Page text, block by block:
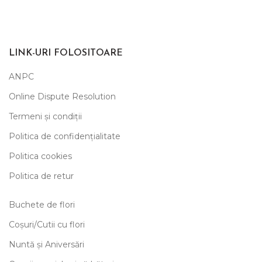
LINK-URI FOLOSITOARE
ANPC
Online Dispute Resolution
Termeni și condiții
Politica de confidențialitate
Politica cookies
Politica de retur
Buchete de flori
Coșuri/Cutii cu flori
Nuntă și Aniversări